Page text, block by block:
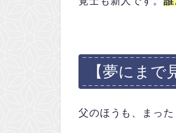
【夢にまで
父のほうも、まっ